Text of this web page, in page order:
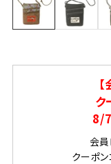
ク
8/
会員
クーポ